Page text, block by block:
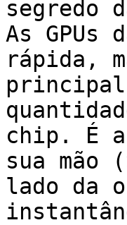
segredo
As GPUs
rápida,
chip. É
sua mão
lado da